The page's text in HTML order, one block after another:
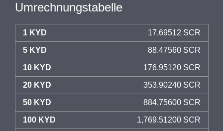
Umrechnungstabelle
1 KYD 17.69512 SCR
5 KYD 88.47560 SCR
10 KYD 176.95120 SCR
20 KYD 353.90240 SCR
50 KYD 884.75600 SCR
100 KYD 1,769.51200 SCR